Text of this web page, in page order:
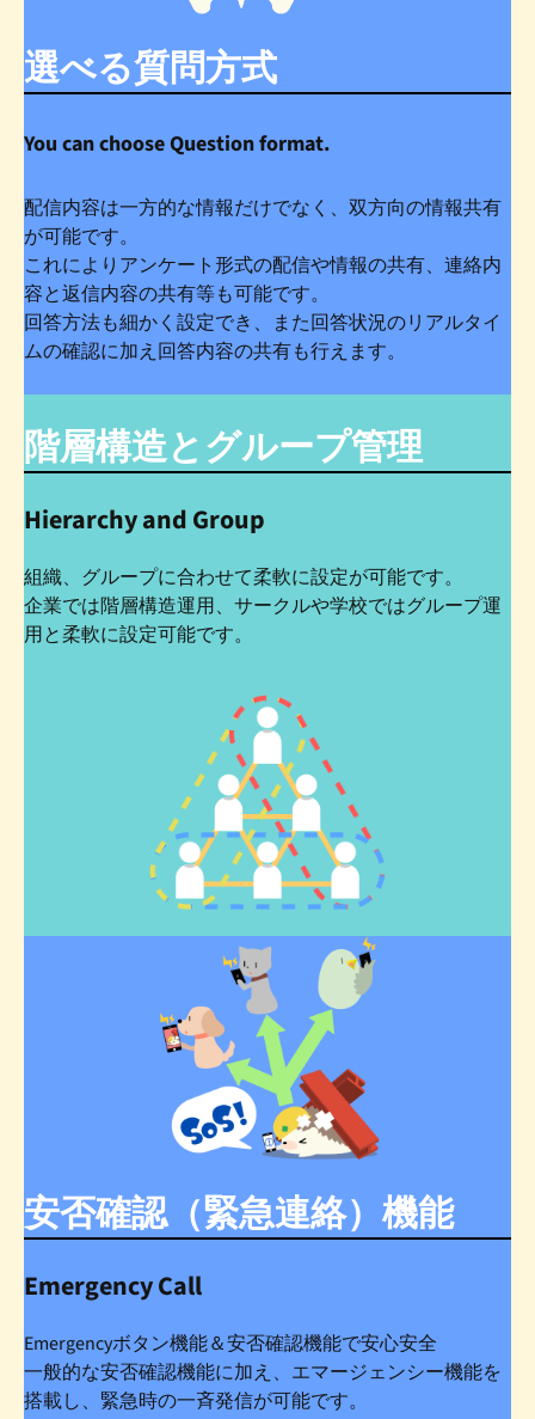
選べる質問方式
You can choose Question format.
配信内容は一方的な情報だけでなく、双方向の情報共有
が可能です。
これによりアンケート形式の配信や情報の共有、連絡内
容と返信内容の共有等も可能です。
回答方法も細かく設定でき、また回答状況のリアルタイ
ムの確認に加え回答内容の共有も行えます。
階層構造とグループ管理
Hierarchy and Group
組織、グループに合わせて柔軟に設定が可能です。
企業では階層構造運用、サークルや学校ではグループ運
用と柔軟に設定可能です。
安否確認（緊急連絡）機能
Emergency Call
Emergencyボタン機能＆安否確認機能で安心安全
一般的な安否確認機能に加え、エマージェンシー機能を
搭載し、緊急時の一斉発信が可能です。